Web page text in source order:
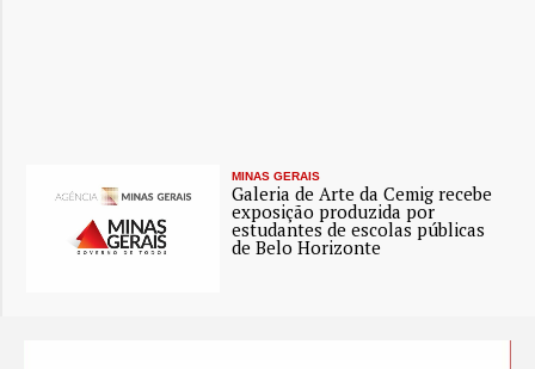
MINAS GERAIS
Galeria de Arte da Cemig recebe
exposição produzida por
estudantes de escolas públicas
de Belo Horizonte